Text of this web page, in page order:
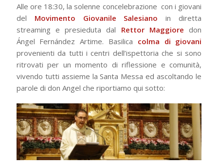
Alle ore 18:30, la solenne concelebrazione con i giovani
del Movimento Giovanile Salesiano in diretta
streaming e presieduta dal Rettor Maggiore don
Ángel Fernández Artime. Basilica colma di giovani
provenienti da tutti i centri dell’ispettoria che si sono
ritrovati per un momento di riflessione e comunità,
vivendo tutti assieme la Santa Messa ed ascoltando le
parole di don Angel che riportiamo qui sotto: